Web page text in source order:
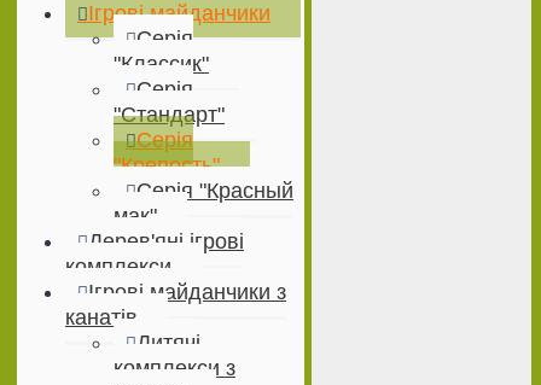
Ігрові майданчики
Серія
"Классик"
Серія
"Стандарт"
Серія
"Крепость"
Серія "Красный
мак"
Дерев'яні ігрові
комплекси
Ігрові майданчики з
канатів
Дитячі
комплекси з